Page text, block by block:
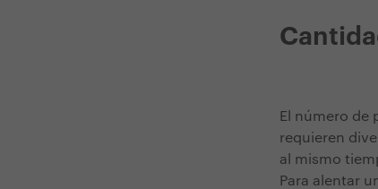
El número de
requieren
al mismo
Para alentar